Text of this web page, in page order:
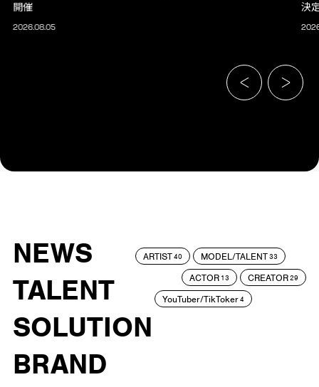
開催
2026.08.05
決
NEWS
TALENT
SOLUTION
BRAND
ARTIST40 MODEL/TALENT33
ACTOR 13 CREATOR29
YouTuber/TikToker4